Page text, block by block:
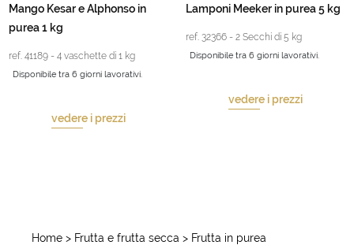
Mango Kesar e Alphonso in
purea 1 kg
ref. 41189 - 4 vaschette di 1 kg
Disponibile tra 6 giorni lavorativi.
vedere i prezzi
Lamponi Meeker in purea 5 kg
ref. 32366 - 2 Secchi di 5 kg
Disponibile tra 6 giorni lavorativi.
vedere i prezzi
Home > Frutta e frutta secca > Frutta in purea